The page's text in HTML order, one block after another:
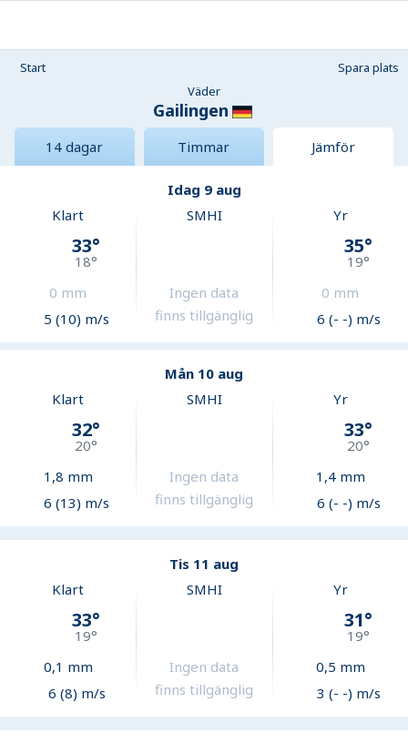
Start
Spara plats
Väder
Gailingen
14 dagar Timmar Jämför
Idag 9 aug
Klart
33°
18°
0 mm
5 (10) m/s
SMHI
Ingen data
finns tillgänglig
Yr
35°
19°
0 mm
6 (- -) m/s
Mån 10 aug
Klart
32°
20°
1,8 mm
6 (13) m/s
SMHI
Ingen data
finns tillgänglig
Yr
33°
20°
1,4mm
6 (- -) m/s
Tis 11 aug
Klart
33°
19°
0,1 mm
6 (8) m/s
SMHI
Ingen data
finns tillgänglig
Yr
31°
19°
0,5 mm
3 (- -) m/s